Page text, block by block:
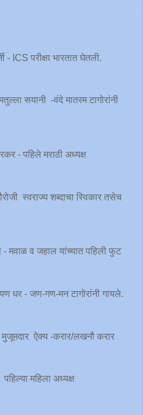
ICS परीक्षा भारतात घेतली.
सयानी -वंदे मातरम टागोरांनी
- पहिले मराठी अध्यक्ष
स्वराज्य शब्दाचा स्विकार तसेच
मवाळ व जहाल यांच्यात पहिली फुट
धर - जण-गण-मन टागोरांनी गायले.
ऐक्य -करार/लखनौ करार
महिला अध्यक्ष